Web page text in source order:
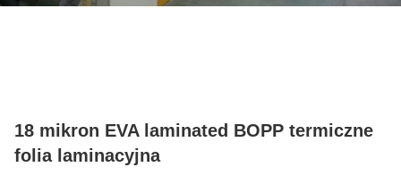
18 mikron EVA laminated BOPP termiczne
folia laminacyjna